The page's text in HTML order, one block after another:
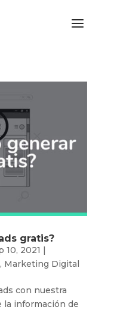
gratis?
10, 2021 |
, Marketing Digital
con nuestra
la información de